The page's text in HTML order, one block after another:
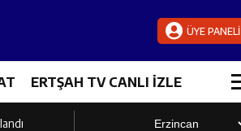
ÜYE PANELİ
ERTŞAH TV CANLI İZLE